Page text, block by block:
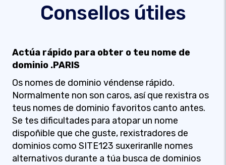
Consellos útiles
Actúa rápido para obter o teu nome de
dominio .PARIS
Os nomes de dominio véndense rápido.
Normalmente non son caros, así que rexistra os
teus nomes de dominio favoritos canto antes.
Se tes dificultades para atopar un nome
dispoñible que che guste, rexistradores de
dominios como SITE123 suxeriranlle nomes
alternativos durante a túa busca de dominios